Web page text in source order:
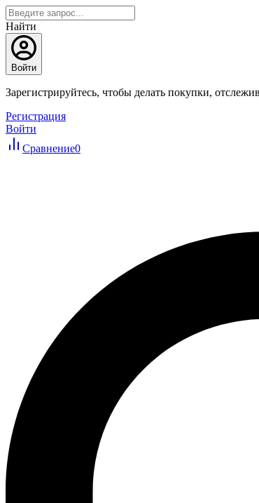
Найти
Войти
Зарегистрируйтесь, чтобы делать покупки,
Регистрация
Войти
Сравнение0